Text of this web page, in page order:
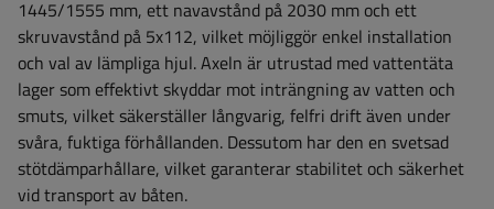
1445/1555 mm, ett navavstånd på 2030 mm och ett
skruvavstånd på 5x112, vilket möjliggör enkel installation
och val av lämpliga hjul. Axeln är utrustad med vattentäta
lager som effektivt skyddar mot inträngning av vatten och
smuts, vilket säkerställer långvarig, felfri drift även under
svåra, fuktiga förhållanden. Dessutom har den en svetsad
stötdämparhållare, vilket garanterar stabilitet och säkerhet
vid transport av båten.